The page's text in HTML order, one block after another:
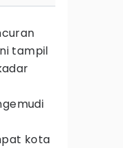
tampil
kota